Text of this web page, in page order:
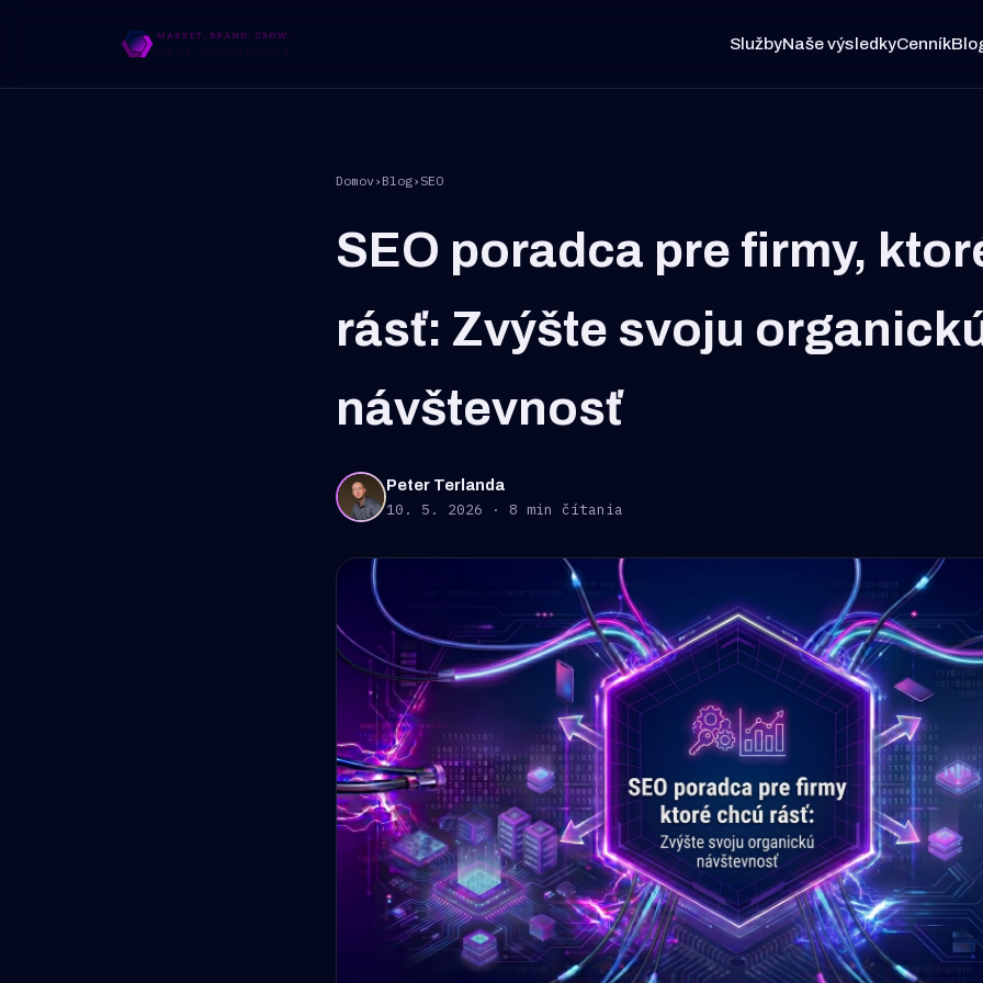
SlužbyNaše výsledkyCenník
Domov› Blog› SEO
SEO poradca pre firmy,
rásť: Zvýšte svoju
návštevnosť
Peter Terlanda
10. 5. 2026 · 8 min čítania